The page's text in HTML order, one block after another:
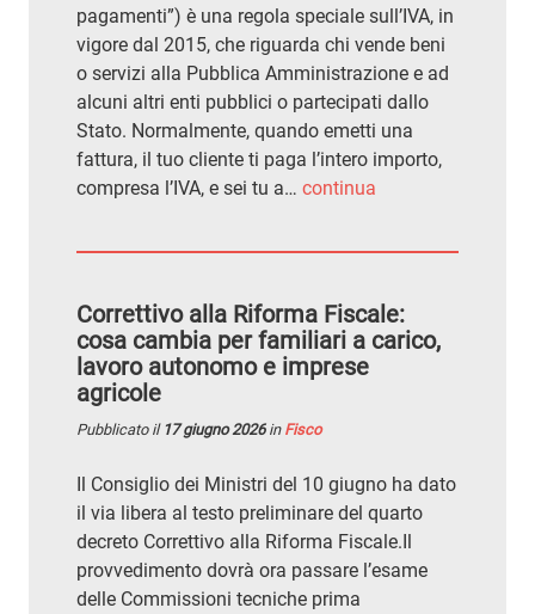
pagamenti”) è una regola speciale sull’IVA, in
vigore dal 2015, che riguarda chi vende beni
o servizi alla Pubblica Amministrazione e ad
alcuni altri enti pubblici o partecipati dallo
Stato. Normalmente, quando emetti una
fattura, il tuo cliente ti paga l’intero importo,
compresa l’IVA, e sei tu a… continua
Correttivo alla Riforma Fiscale:
cosa cambia per familiari a carico,
lavoro autonomo e imprese
agricole
Pubblicato il 17 giugno 2026in Fisco
Il Consiglio dei Ministri del 10 giugno ha dato
il via libera al testo preliminare del quarto
decreto Correttivo alla Riforma Fiscale.Il
provvedimento dovrà ora passare l’esame
delle Commissioni tecniche prima